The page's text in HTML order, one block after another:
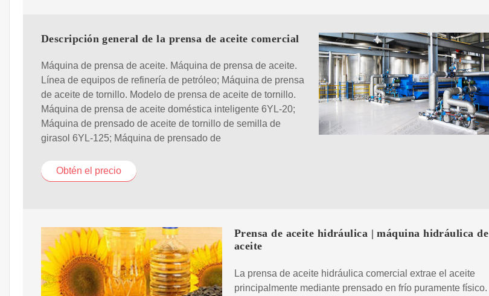
Descripción general de la prensa de aceite comercial
Máquina de prensa de aceite. Máquina de prensa de aceite.
Línea de equipos de refinería de petróleo; Máquina de prensa
de aceite de tornillo. Modelo de prensa de aceite de tornillo.
Máquina de prensa de aceite doméstica inteligente 6YL-20;
Máquina de prensado de aceite de tornillo de semilla de
girasol 6YL-125; Máquina de prensado de
Obtén el precio
Prensa de aceite hidráulica | máquina hidráulica de
aceite
La prensa de aceite hidráulica comercial extrae el aceite
principalmente mediante prensado en frío puramente físico.